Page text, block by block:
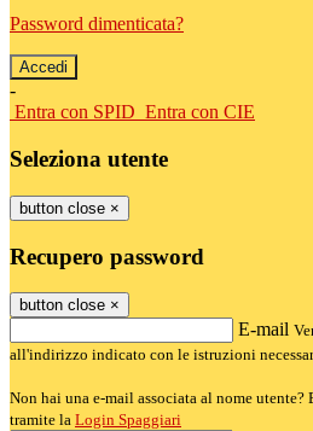
Password dimenticata?
-
Entra con SPID Entra con CIE
Seleziona utente
button close ×
Recupero password
button close ×
E-mail
all'indirizzo indicato con le istruzioni
Non hai una e-mail associata al nome utente?
tramite la Login Spaggiari